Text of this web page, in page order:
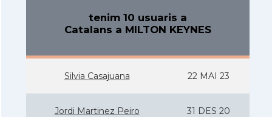
tenim 10 usuaris a
Catalans a MILTON KEYNES
Silvia Casajuana 22 MAI 23
Jordi Martinez Peiro 31 DES 20